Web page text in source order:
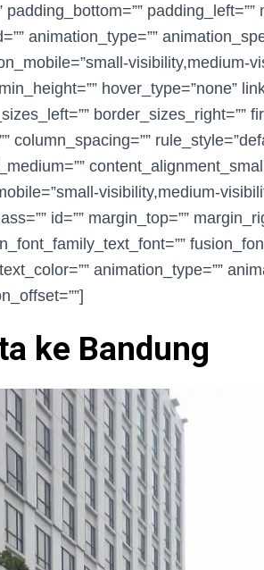
padding_left=””
animation_type=””
visibility,medium-
hover_type=”none”
border_sizes_right=””
column_spacing=””
visibility,medium-
id=”” margin_top=””
animation_type=””
ke Bandung